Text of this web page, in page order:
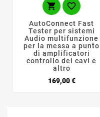
 
AutoConnect Fast
Tester per sistemi
Audio multifunzione
per la messa a punto
di amplificatori
controllo dei cavi e
altro
169,00 €Prezzo